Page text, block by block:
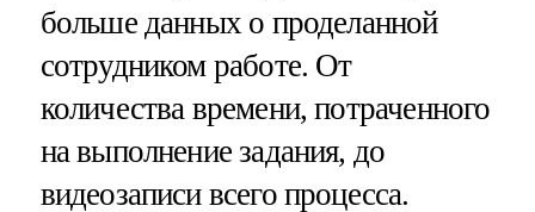
больше данных о проделанной
сотрудником работе. От
количества времени, потраченного
на выполнение задания, до
видеозаписи всего процесса.